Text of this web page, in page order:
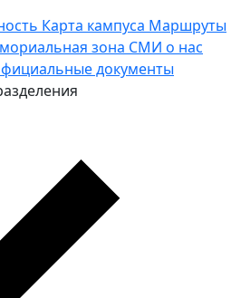
Карта кампуса Маршруты
зона СМИ о нас
документы